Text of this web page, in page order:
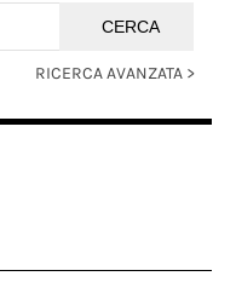
RICERCA AVANZATA >